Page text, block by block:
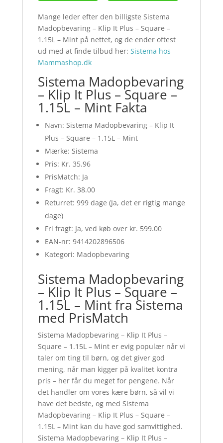
Mange leder efter den billigste Sistema
Madopbevaring – Klip It Plus – Square –
1.15L – Mint på nettet, og de ender oftest
ud med at finde tilbud her: Sistema hos
Mammashop.dk
Sistema Madopbevaring
– Klip It Plus – Square –
1.15L – Mint Fakta
Navn: Sistema Madopbevaring – Klip It
Plus – Square – 1.15L – Mint
Mærke: Sistema
Pris: Kr. 35.96
PrisMatch: Ja
Fragt: Kr. 38.00
Returret: 999 dage (Ja, det er rigtig mange
dage)
Fri fragt: Ja, ved køb over kr. 599.00
EAN-nr: 9414202896506
Kategori: Madopbevaring
Sistema Madopbevaring
– Klip It Plus – Square –
1.15L – Mint fra Sistema
med PrisMatch
Sistema Madopbevaring – Klip It Plus –
Square – 1.15L – Mint er evig populær når vi
taler om ting til børn, og det giver god
mening, når man kigger på kvalitet kontra
pris – her får du meget for pengene. Når
det handler om vores kære børn, så vil vi
have det bedste, og med Sistema
Madopbevaring – Klip It Plus – Square –
1.15L – Mint kan du have god samvittighed.
Sistema Madopbevaring – Klip It Plus –